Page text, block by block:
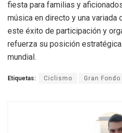
fiesta para familias y
música en directo y una variada
este éxito de participación y
refuerza su posición
mundial.
Etiquetas: Ciclismo Gran